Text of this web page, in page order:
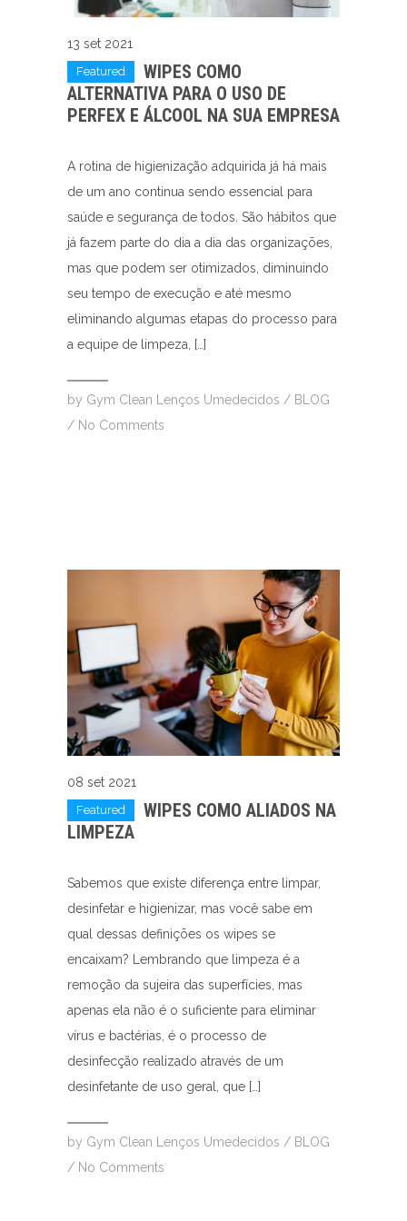
13 set 2021
Featured
WIPES COMO
ALTERNATIVA PARA O USO DE
PERFEX E ÁLCOOL NA SUA EMPRESA
A rotina de higienização adquirida já há mais
de um ano continua sendo essencial para
saúde e segurança de todos. São hábitos que
já fazem parte do dia a dia das organizações,
mas que podem ser otimizados, diminuindo
seu tempo de execução e até mesmo
eliminando algumas etapas do processo para
a equipe de limpeza, […]
by Gym Clean Lenços Umedecidos / BLOG
/ No Comments
08 set 2021
Featured
WIPES COMO ALIADOS NA
LIMPEZA
Sabemos que existe diferença entre limpar,
desinfetar e higienizar, mas você sabe em
qual dessas definições os wipes se
encaixam? Lembrando que limpeza é a
remoção da sujeira das superfícies, mas
apenas ela não é o suficiente para eliminar
vírus e bactérias, é o processo de
desinfecção realizado através de um
desinfetante de uso geral, que […]
by Gym Clean Lenços Umedecidos / BLOG
/ No Comments